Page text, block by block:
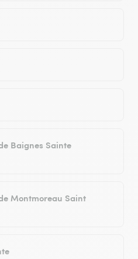
Baignes Sainte
Montmoreau Saint